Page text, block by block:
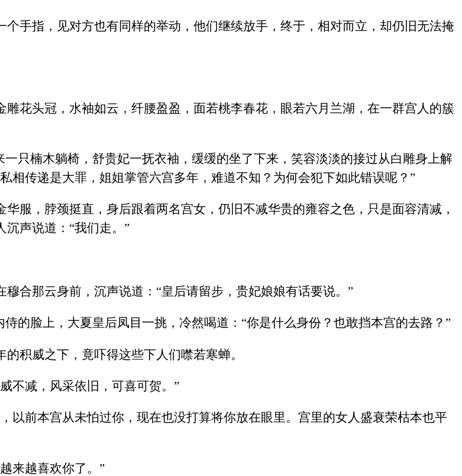
手指，见对方也有同样的举动，他们继续放手，终于，相对而立，却仍旧无法掩
花头冠，水袖如云，纤腰盈盈，面若桃李春花，眼若六月兰湖，在一群宫人的簇
只楠木躺椅，舒贵妃一抚衣袖，缓缓的坐了下来，笑容淡淡的接过从白雕身上解
相传递是大罪，姐姐掌管六宫多年，难道不知？为何会犯下如此错误呢？”
服，脖颈挺直，身后跟着两名宫女，仍旧不减华贵的雍容之色，只是面容清减，
声说道：“我们走。”
合那云身前，沉声说道：“皇后请留步，贵妃娘娘有话要说。”
的脸上，大夏皇后凤目一挑，冷然喝道：“你是什么身份？也敢挡本宫的去路？”
积威之下，竟吓得这些下人们噤若寒蝉。
不减，风采依旧，可喜可贺。”
以前本宫从未怕过你，现在也没打算将你放在眼里。宫里的女人盛衰荣枯本也平
来越喜欢你了。”